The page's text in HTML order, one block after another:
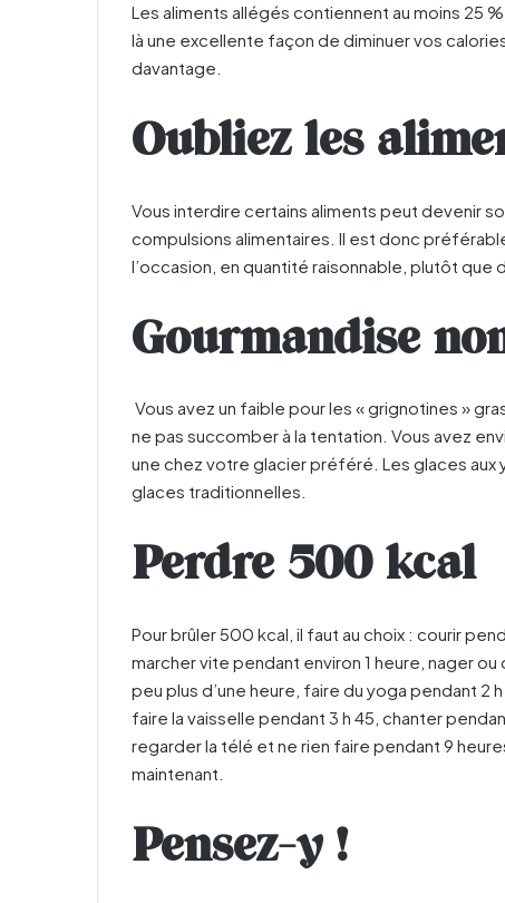
Les aliments allégés contiennent au moins 25
là une excellente façon de diminuer vos
davantage.
Oubliez les
Vous interdire certains aliments peut devenir
compulsions alimentaires. Il est donc
l’occasion, en quantité raisonnable, plutôt que
Gourmandise
Vous avez un faible pour les « grignotines »
ne pas succomber à la tentation. Vous avez
une chez votre glacier préféré. Les glaces
glaces traditionnelles.
Perdre 500 kcal
Pour brûler 500 kcal, il faut au choix : courir
marcher vite pendant environ 1 heure, nager
peu plus d’une heure, faire du yoga pendant 2
faire la vaisselle pendant 3 h 45, chanter
regarder la télé et ne rien faire pendant 9
maintenant.
Pensez-y !